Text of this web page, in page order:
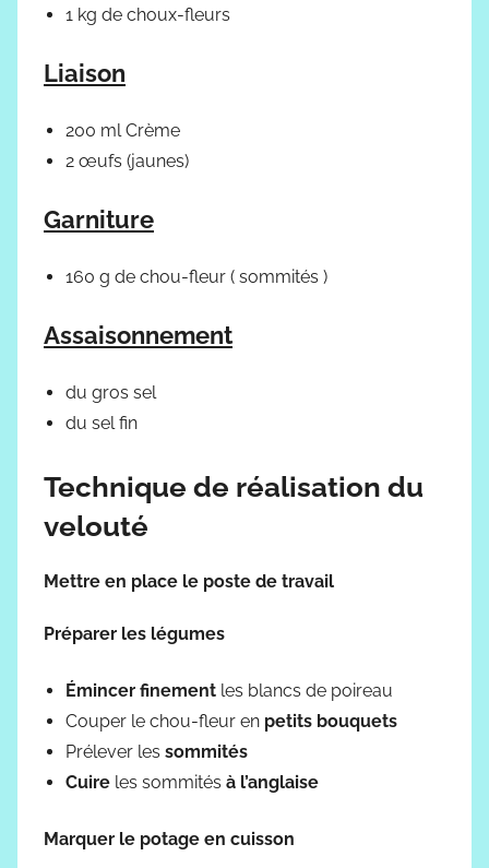
1 kg de choux-fleurs
Liaison
200 ml Crème
2 œufs (jaunes)
Garniture
160 g de chou-fleur ( sommités )
Assaisonnement
du gros sel
du sel fin
Technique de réalisation du
velouté
Mettre en place le poste de travail
Préparer les légumes
Émincer finement les blancs de poireau
Couper le chou-fleur en petits bouquets
Prélever les sommités
Cuire les sommités à l’anglaise
Marquer le potage en cuisson